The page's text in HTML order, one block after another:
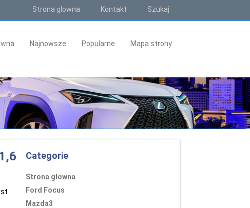
Strona glowna Kontakt Szukaj
Najnowsze Popularne Mapa strony
Categorie
Strona glowna
Ford Focus
Mazda3